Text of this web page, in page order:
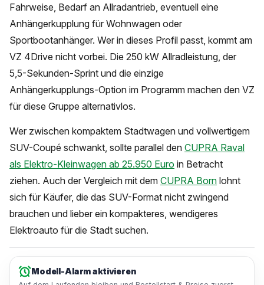
Fahrweise, Bedarf an Allradantrieb, eventuell eine
Anhängerkupplung für Wohnwagen oder
Sportbootanhänger. Wer in dieses Profil passt, kommt am
VZ 4Drive nicht vorbei. Die 250 kW Allradleistung, der
5,5-Sekunden-Sprint und die einzige
Anhängerkupplungs-Option im Programm machen den VZ
für diese Gruppe alternativlos.
Wer zwischen kompaktem Stadtwagen und vollwertigem
SUV-Coupé schwankt, sollte parallel den CUPRA Raval
als Elektro-Kleinwagen ab 25.950 Euro in Betracht
ziehen. Auch der Vergleich mit dem CUPRA Born lohnt
sich für Käufer, die das SUV-Format nicht zwingend
brauchen und lieber ein kompakteres, wendigeres
Elektroauto für die Stadt suchen.
Modell-Alarm aktivieren